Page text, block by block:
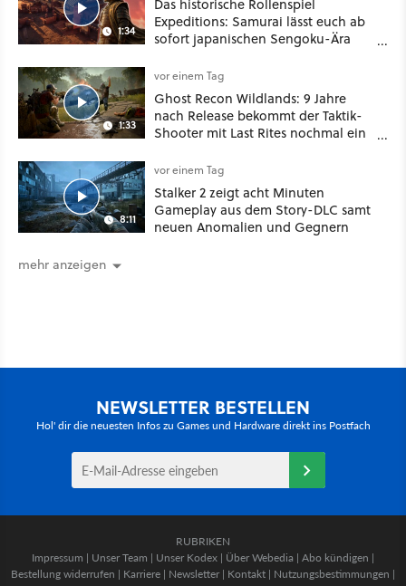
1:34
Das historische Rollenspiel
Expeditions: Samurai lässt euch ab
sofort japanischen Sengoku-Ära
oder Diplomatie
1:33
vor einem Tag
Ghost Recon Wildlands: 9 Jahre
nach Release bekommt der Taktik-
Shooter mit Last Rites nochmal ein
8:11
vor einem Tag
Stalker 2 zeigt acht Minuten
Gameplay aus dem Story-DLC samt
neuen Anomalien und Gegnern
mehr anzeigen
NEWSLETTER BESTELLEN
Hol' dir die neuesten Infos zu Games und Hardware direkt ins Postfach
RUBRIKEN
Impressum | Unser Team | Unser Kodex | Über Webedia | Abo kündigen |
Bestellung widerrufen | Karriere | Newsletter | Kontakt | Nutzungsbestimmungen |